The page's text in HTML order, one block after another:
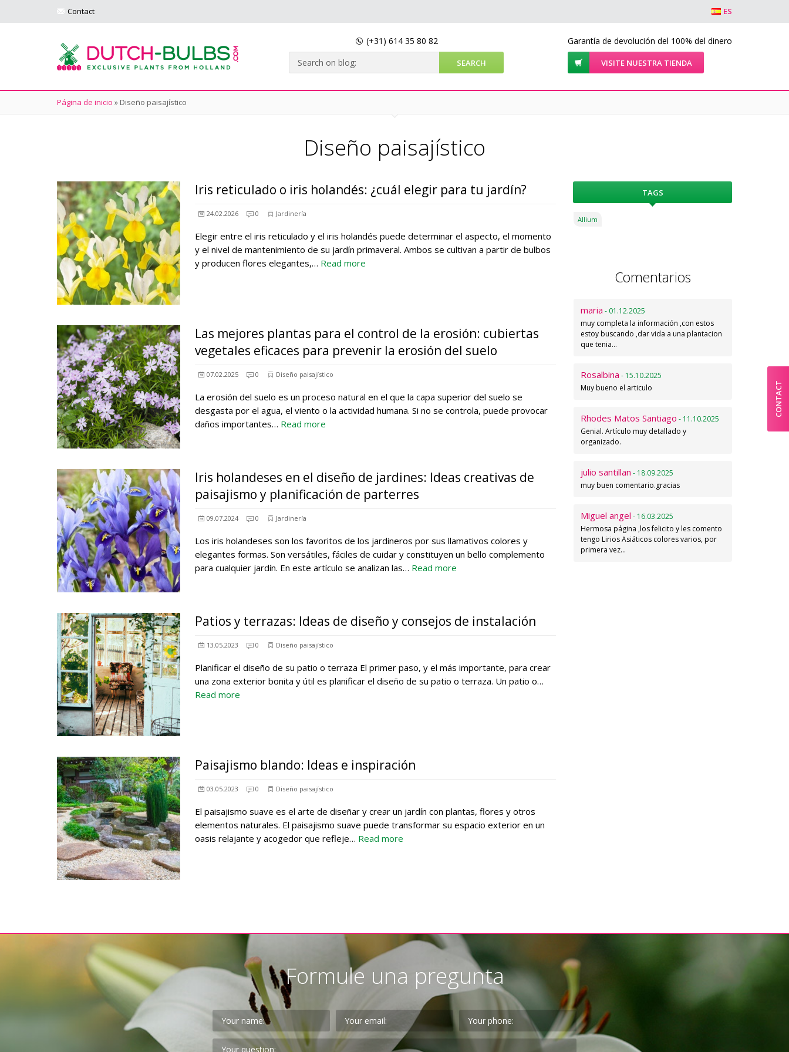
Contact ES
(+31) 614 35 80 82 Garantía de devolución del 100% del dinero
VISITE NUESTRA TIENDA
Página de inicio » Diseño paisajístico
Diseño paisajístico
Iris reticulado o iris holandés: ¿cuál elegir para tu jardín?
24.02.2026 0 Jardinería
Elegir entre el iris reticulado y el iris holandés puede determinar el aspecto, el momento
y el nivel de mantenimiento de su jardín primaveral. Ambos se cultivan a partir de bulbos
y producen flores elegantes,… Read more
Las mejores plantas para el control de la erosión: cubiertas
vegetales eficaces para prevenir la erosión del suelo
07.02.2025 0 Diseño paisajístico
La erosión del suelo es un proceso natural en el que la capa superior del suelo se
desgasta por el agua, el viento o la actividad humana. Si no se controla, puede provocar
daños importantes… Read more
Iris holandeses en el diseño de jardines: Ideas creativas de
paisajismo y planificación de parterres
09.07.2024 0 Jardinería
Los iris holandeses son los favoritos de los jardineros por sus llamativos colores y
elegantes formas. Son versátiles, fáciles de cuidar y constituyen un bello complemento
para cualquier jardín. En este artículo se analizan las… Read more
Patios y terrazas: Ideas de diseño y consejos de instalación
13.05.2023 0 Diseño paisajístico
Planificar el diseño de su patio o terraza El primer paso, y el más importante, para crear
una zona exterior bonita y útil es planificar el diseño de su patio o terraza. Un patio o…
Read more
Paisajismo blando: Ideas e inspiración
03.05.2023 0 Diseño paisajístico
El paisajismo suave es el arte de diseñar y crear un jardín con plantas, flores y otros
elementos naturales. El paisajismo suave puede transformar su espacio exterior en un
oasis relajante y acogedor que refleje… Read more
TAGS
Allium
Comentarios
maria - 01.12.2025
muy completa la información ,con estos
estoy buscando ,dar vida a una plantacion
que tenia…
Rosalbina - 15.10.2025
Muy bueno el articulo
Rhodes Matos Santiago - 11.10.2025
Genial. Artículo muy detallado y
organizado.
julio santillan - 18.09.2025
muy buen comentario.gracias
Miguel angel - 16.03.2025
Hermosa página ,los felicito y les comento
tengo Lirios Asiáticos colores varios, por
primera vez…
Formule una pregunta
CONTACT